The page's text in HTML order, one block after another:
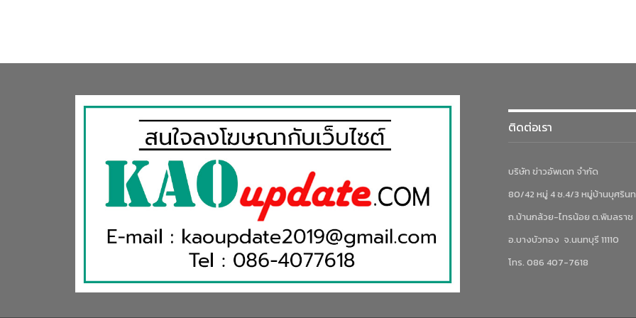
ติดต่อเรา
บริษัท ข่าวอัพเดท จำกัด
80/42 หมู่ 4 ซ.4/3 หมู่บ้านบุศริน
ถ.บ้านกล้วย-ไทรน้อย ต.พิมลราช
อ.บางบัวทอง จ.นนทบุรี 11110
โทร. 086 407-7618